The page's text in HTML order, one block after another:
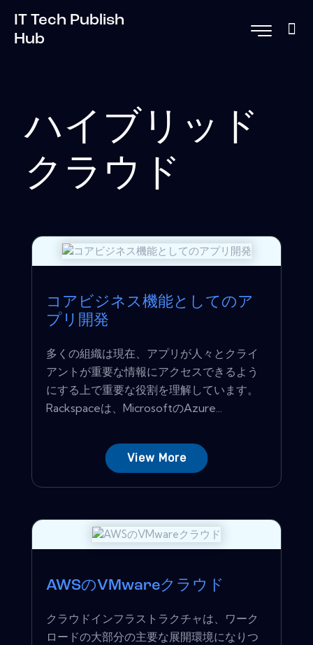
IT Tech Publish
Hub
ハイブリッド
クラウド
コアビジネス機能としてのア
プリ開発
多くの組織は現在、アプリが人々とクライ
アントが重要な情報にアクセスできるよう
にする上で重要な役割を理解しています。
Rackspaceは、MicrosoftのAzure...
View More
AWSのVMwareクラウド
クラウドインフラストラクチャは、ワーク
ロードの大部分の主要な展開環境になりつ